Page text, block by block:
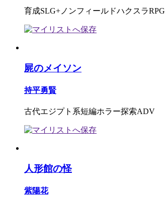
育成SLG+ノンフィールドハクスラRPG
屍のメイソン
持平勇賢
古代エジプト系短編ホラー探索ADV
人形館の怪
紫陽花